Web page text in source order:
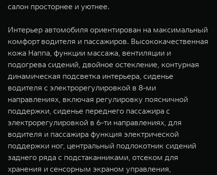
салон просторнее и уютнее.
Интерьер автомобиля ориентирован на максимальный
комфорт водителя и пассажиров. Высококачественная
кожа Наппа, функции массажа, вентиляции и
подогрева сидений, двойное остекление, контурная
динамическая подсветка интерьера, сиденье
водителя с электрорегулировкой в 8-ми
направлениях, включая регулировку поясничной
поддержки, сиденье переднего пассажира с
электрорегулировкой в 6-ти направлениях, для
водителя и пассажира функция электрической
поддержки ног, центральный подлокотник сидений
заднего ряда с подстаканниками, отсеком для
хранения и сенсорным экраном управления,